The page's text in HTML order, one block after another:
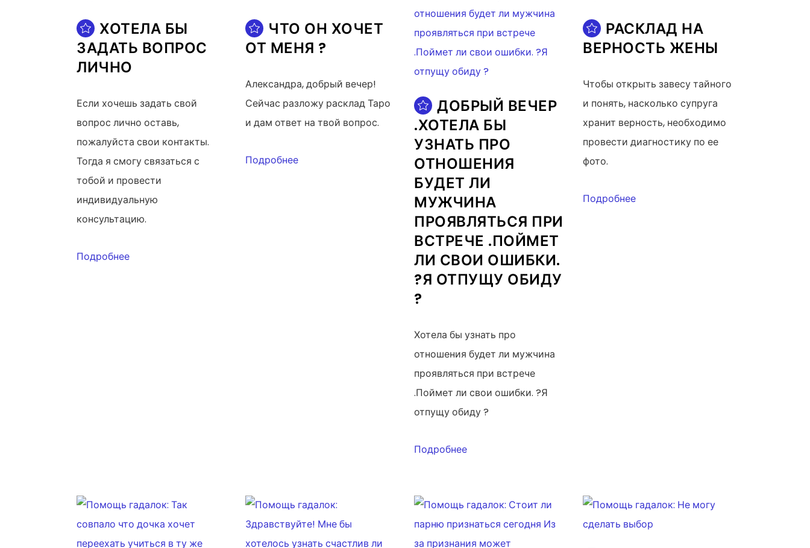
ХОТЕЛА БЫ
ЗАДАТЬ ВОПРОС
ЛИЧНО
Если хочешь задать свой
вопрос лично оставь,
пожалуйста свои контакты.
Тогда я смогу связаться с
тобой и провести
индивидуальную
консультацию.
Подробнее
ЧТО ОН ХОЧЕТ
ОТ МЕНЯ ?
Александра, добрый вечер!
Сейчас разложу расклад Таро
и дам ответ на твой вопрос.
Подробнее
ДОБРЫЙ ВЕЧЕР
.ХОТЕЛА БЫ
УЗНАТЬ ПРО
ОТНОШЕНИЯ
БУДЕТ ЛИ
МУЖЧИНА
ПРОЯВЛЯТЬСЯ ПРИ
ВСТРЕЧЕ .ПОЙМЕТ
ЛИ СВОИ ОШИБКИ.
?Я ОТПУЩУ ОБИДУ
?
Хотела бы узнать про
отношения будет ли мужчина
проявляться при встрече
.Поймет ли свои ошибки. ?Я
отпущу обиду ?
Подробнее
РАСКЛАД НА
ВЕРНОСТЬ ЖЕНЫ
Чтобы открыть завесу тайного
и понять, насколько супруга
хранит верность, необходимо
провести диагностику по ее
фото.
Подробнее